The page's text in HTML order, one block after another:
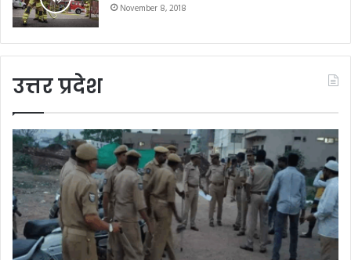
November 8, 2018
उत्तर प्रदेश